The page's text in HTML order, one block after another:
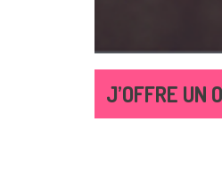
J’OFFRE UN